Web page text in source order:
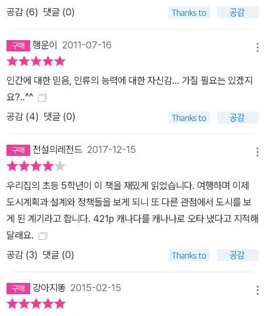
치며 잘못된 도시정책에 대한 비판과 대안을 제시하고 있다. 이는 비
록 미국적 현실을 바탕으로 하나 뉴타운, 신도시 건설 등의 산적한 이
슈들과 그 과정에서 많은 갈등을 빚고 있는 우리의 도시정책에도 냉
철하고 현실적인 조언을 제시할 것이다. 『도시의 승리』는 이 땅에서
도시를 연구하고 정책을 만드는 사람들은 물론 도시에서 살아가는 모
든 이들에게 도시의 진정한 가치와, 올바른 개발 방향을 제시함으로
써 도시를 더 인간답고 살기 좋은 곳으로 만드는 데 일조할 것이다.
공감 (6) 댓글 (0)
행운이 2011-07-16
인간에 대한 믿음, 인류의 능력에 대한 자신감... 가질 필요는 있겠지
요?..^^
공감 (4) 댓글 (0)
전설의레전드 2017-12-15
우리집의 초등 5학년이 이 책을 재밌게 읽었습니다. 여행하며 이제
도시계획과 설계와 정책들을 보게 되니 또 다른 관점에서 도시를 보
게 된 계기라고 합니다. 421p 캐나다를 캐나나로 오타 냈다고 지적해
달래요.
공감 (3) 댓글 (0)
강아지똥 2015-02-15